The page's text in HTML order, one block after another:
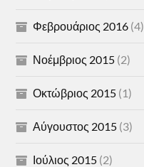
Φεβρουάριος 2016 (4)
Νοέμβριος 2015 (2)
Οκτώβριος 2015 (1)
Αύγουστος 2015 (3)
Ιούλιος 2015 (2)